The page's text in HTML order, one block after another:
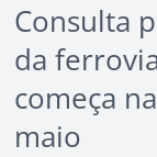
Consulta
da
começa
maio